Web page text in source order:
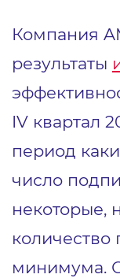
Компания
результаты
IV квартал
период
число
некоторые,
минимума.